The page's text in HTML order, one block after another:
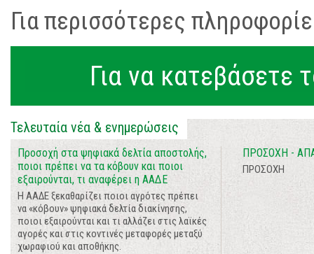
Για περισσότερες
Για να κατεβάσετε
Τελευταία νέα & ενημερώσεις
Προσοχή στα ψηφιακά δελτία αποστολής,
ποιοι πρέπει να τα κόβουν και ποιοι
εξαιρούνται, τι αναφέρει η ΑΑΔΕ
Η ΑΑΔΕ ξεκαθαρίζει ποιοι αγρότες πρέπει
να «κόβουν» ψηφιακά δελτία διακίνησης,
ποιοι εξαιρούνται και τι αλλάζει στις λαϊκές
αγορές και στις κοντινές μεταφορές μεταξύ
χωραφιού και αποθήκης.
ΠΡΟΣΟΧΗ -
ΠΡΟΣΟΧΗ